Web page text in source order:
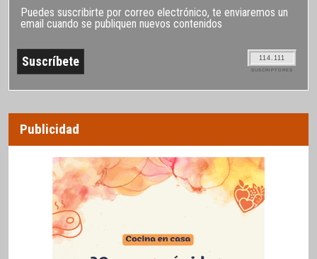
Puedes suscribirte por correo electrónico, te enviaremos un
email cuando se publiquen nuevos contenidos
114.111
SUSCRIPTORES
Publicidad